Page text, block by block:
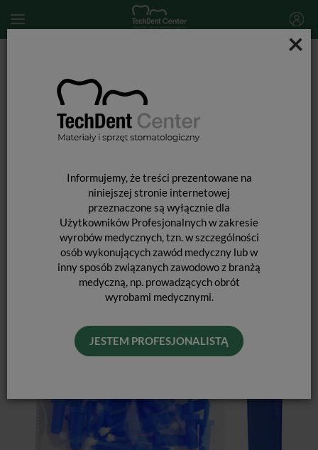
×
Informujemy, że treści prezentowane na
niniejszej stronie internetowej
przeznaczone są wyłącznie dla
Użytkowników Profesjonalnych w zakresie
wyrobów medycznych, tzn. w szczególności
osób wykonujących zawód medyczny lub w
inny sposób związanych zawodowo z branżą
medyczną, np. prowadzących obrót
wyrobami medycznymi.
JESTEM PROFESJONALISTĄ
Pędzelki jednorazowe do aplikacji (puszki) / 100szt.